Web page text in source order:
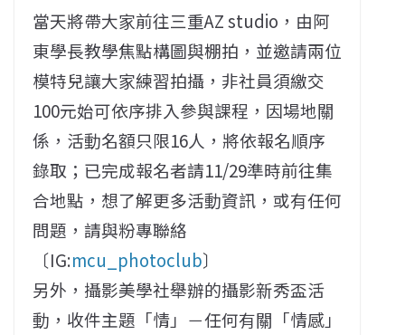
當天將帶大家前往三重AZ studio，由阿
東學長教學焦點構圖與棚拍，並邀請兩位
模特兒讓大家練習拍攝，非社員須繳交
100元始可依序排入參與課程，因場地關
係，活動名額只限16人，將依報名順序
錄取；已完成報名者請11/29準時前往集
合地點，想了解更多活動資訊，或有任何
問題，請與粉專聯絡
〔IG:mcu_photoclub〕
另外，攝影美學社舉辦的攝影新秀盃活
動，收件主題「情」－任何有關「情感」